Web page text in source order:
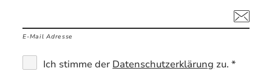
E-Mail Adresse
Ich stimme der Datenschutzerklärung zu. *